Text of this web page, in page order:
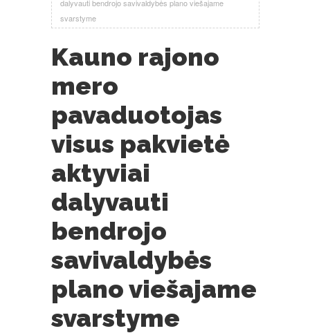
dalyvauti bendrojo savivaldybės plano viešajame
svarstyme
Kauno rajono
mero
pavaduotojas
visus pakvietė
aktyviai
dalyvauti
bendrojo
savivaldybės
plano viešajame
svarstyme